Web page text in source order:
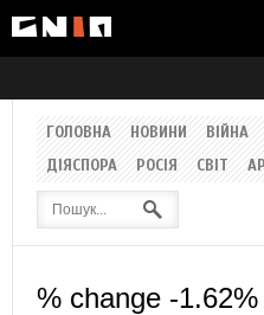
ГОЛОВНА НОВИНИ ВІЙНА
ДІЯСПОРА
РОСІЯ СВІТ
% change -